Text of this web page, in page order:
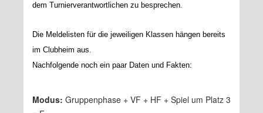
dem Turnierverantwortlichen zu besprechen.
Die Meldelisten für die jeweiligen Klassen hängen bereits
im Clubheim aus.
Nachfolgende noch ein paar Daten und Fakten:
Modus: Gruppenphase + VF + HF + Spiel um Platz 3